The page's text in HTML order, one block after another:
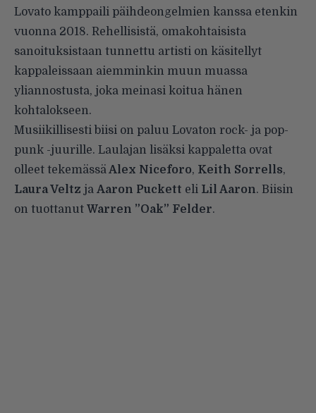
Lovato kamppaili päihdeongelmien kanssa etenkin
vuonna 2018. Rehellisistä, omakohtaisista
sanoituksistaan tunnettu artisti on käsitellyt
kappaleissaan aiemminkin muun muassa
yliannostusta, joka meinasi koitua hänen
kohtalokseen.
Musiikillisesti biisi on paluu Lovaton rock- ja pop-
punk -juurille. Laulajan lisäksi kappaletta ovat
olleet tekemässäAlex Niceforo, Keith Sorrells,
Laura Veltz ja Aaron Puckett eli Lil Aaron. Biisin
on tuottanut Warren ”Oak” Felder.